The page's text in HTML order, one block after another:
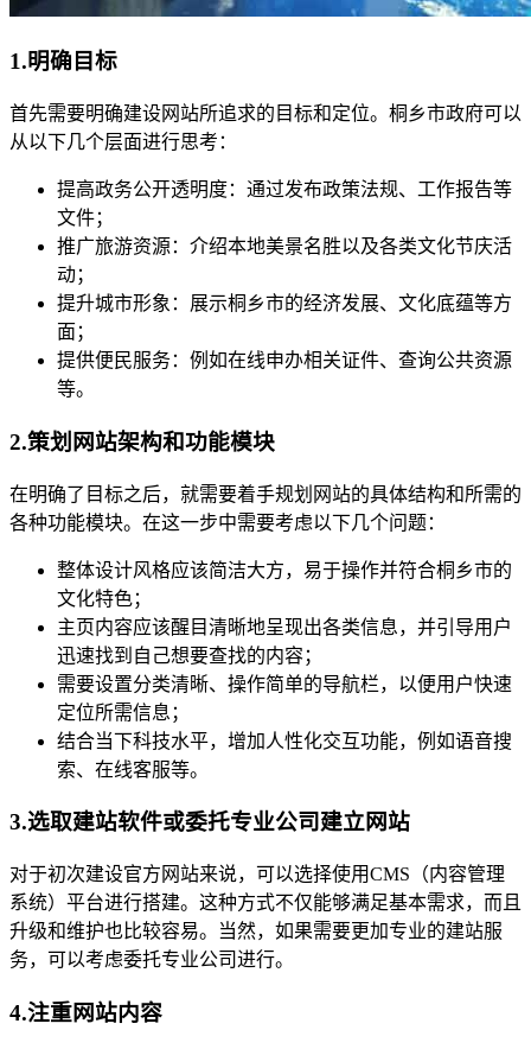
1.明确目标
首先需要明确建设网站所追求的目标和定位。桐乡市政府可以
从以下几个层面进行思考：
提高政务公开透明度：通过发布政策法规、工作报告等
文件；
推广旅游资源：介绍本地美景名胜以及各类文化节庆活
动；
提升城市形象：展示桐乡市的经济发展、文化底蕴等方
面；
提供便民服务：例如在线申办相关证件、查询公共资源
等。
2.策划网站架构和功能模块
在明确了目标之后，就需要着手规划网站的具体结构和所需的
各种功能模块。在这一步中需要考虑以下几个问题：
整体设计风格应该简洁大方，易于操作并符合桐乡市的
文化特色；
主页内容应该醒目清晰地呈现出各类信息，并引导用户
迅速找到自己想要查找的内容；
需要设置分类清晰、操作简单的导航栏，以便用户快速
定位所需信息；
结合当下科技水平，增加人性化交互功能，例如语音搜
索、在线客服等。
3.选取建站软件或委托专业公司建立网站
对于初次建设官方网站来说，可以选择使用CMS（内容管理
系统）平台进行搭建。这种方式不仅能够满足基本需求，而且
升级和维护也比较容易。当然，如果需要更加专业的建站服
务，可以考虑委托专业公司进行。
4.注重网站内容